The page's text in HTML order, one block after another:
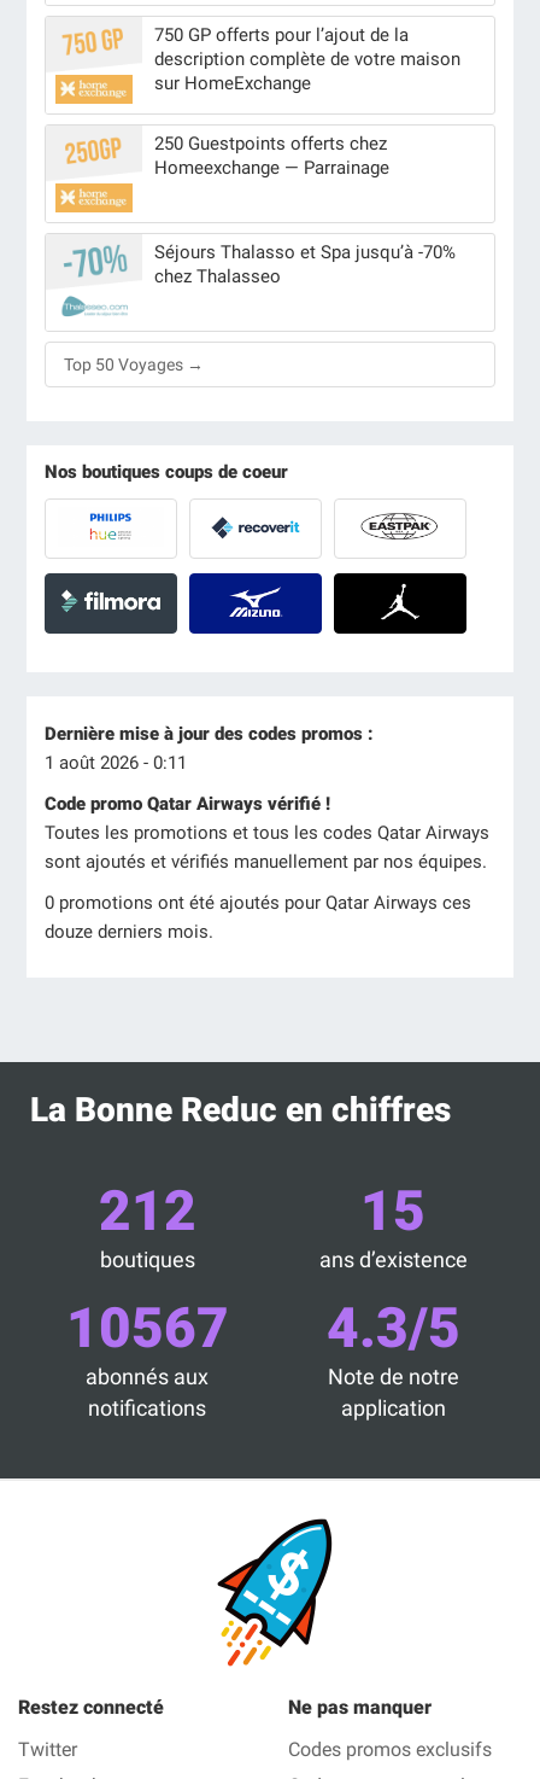
750 GP offerts pour l’ajout de la
description complète de votre maison
sur HomeExchange
250 Guestpoints offerts chez
Homeexchange — Parrainage
Séjours Thalasso et Spa jusqu’à -70%
chez Thalasseo
Top 50 Voyages →
Nos boutiques coups de coeur
Dernière mise à jour des codes promos :
1 août 2026 - 0:11
Code promo Qatar Airways vérifié !
Toutes les promotions et tous les codes Qatar Airways
sont ajoutés et vérifiés manuellement par nos équipes.
0 promotions ont été ajoutés pour Qatar Airways ces
douze derniers mois.
La Bonne Reduc en chiffres
212
boutiques
15
ans d’existence
10567
abonnés aux
notifications
4.3/5
Note de notre
application
Restez connecté
Twitter
Ne pas manquer
Codes promos exclusifs